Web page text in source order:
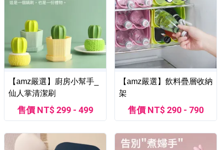
【amz嚴選】廚房小幫手_
仙人掌清潔刷
售價 NT$ 299 - 499
【amz嚴選】飲料疊層收納
架
售價 NT$ 290 - 790